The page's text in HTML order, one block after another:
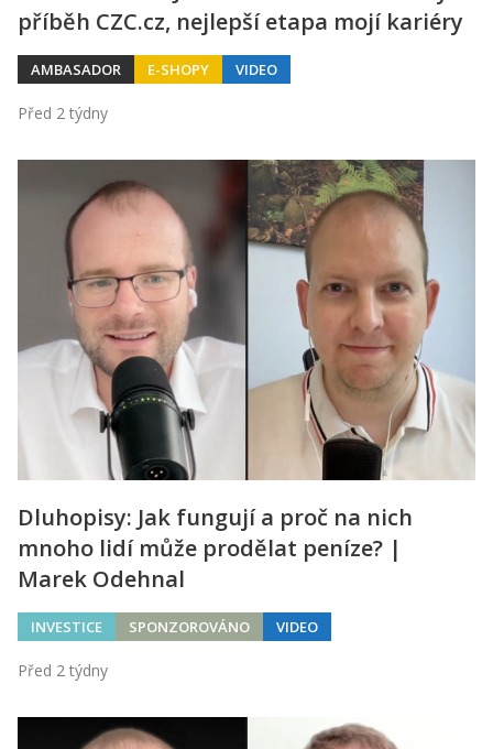
příběh CZC.cz, nejlepší etapa mojí kariéry
AMBASADOR E-SHOPY VIDEO
Před 2 týdny
Dluhopisy: Jak fungují a proč na nich
mnoho lidí může prodělat peníze? |
Marek Odehnal
INVESTICE SPONZOROVÁNO VIDEO
Před 2 týdny